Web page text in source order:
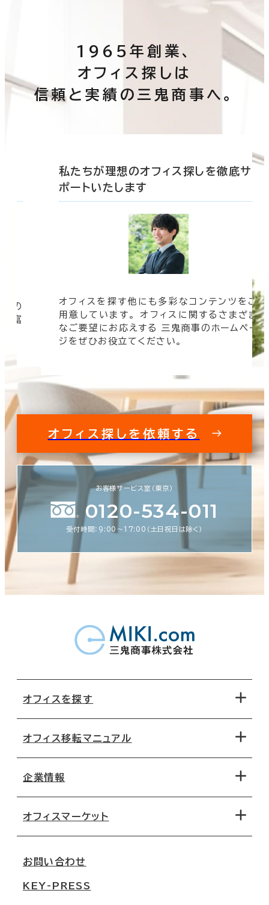
1965年創業、
オフィス探しは
信頼と実績の三鬼商事へ。
の
豊富
私たちが理想のオフィス探しを徹底サ
ポートいたします
オフィスを探す他にも多彩なコンテンツをご
用意しています。 オフィスに関するさまざま
なご要望にお応えする 三鬼商事のホームペー
ジをぜひお役立てください。
オフィス探しを依頼する
お客様サービス室（東京）
0120-534-011
受付時間：9:00〜17:00（土日祝日は除く）
オフィスを探す
地図から探す
路線・駅から探す
オフィス移転マニュアル
移転コストシミュレーション
移転スケジュール
オフィス移転Q&A
企業情報
オフィスマーケット
大阪
お問い合わせ
KEY-PRESS